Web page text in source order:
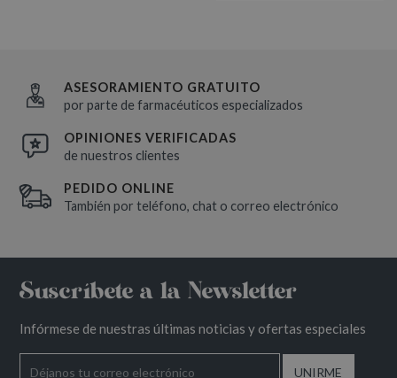
ASESORAMIENTO GRATUITO
por parte de farmacéuticos especializados
OPINIONES VERIFICADAS
de nuestros clientes
PEDIDO ONLINE
También por teléfono, chat o correo electrónico
Suscríbete a la Newsletter
Infórmese de nuestras últimas noticias y ofertas especiales